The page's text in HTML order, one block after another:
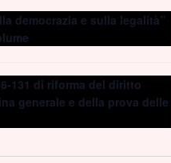
democrazia e sulla legalità”
131 di riforma del diritto
generale e della prova delle